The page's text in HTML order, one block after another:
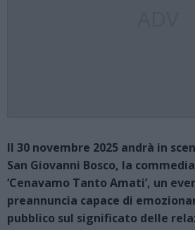
Il 30 novembre 2025 andrà in
San Giovanni Bosco, la
‘Cenavamo Tanto Amati’, un
preannuncia capace di
pubblico sul significato delle